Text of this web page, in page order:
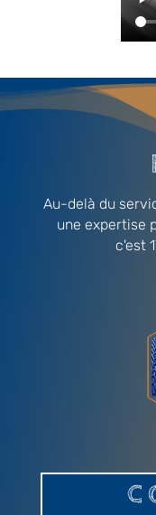
Au-delà du
une expertise
c'est